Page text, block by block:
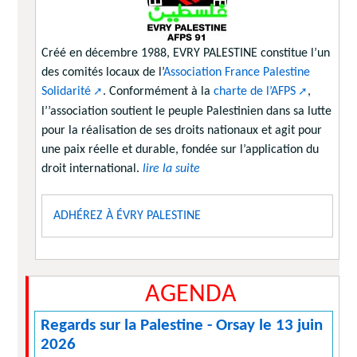
Créé en décembre 1988, EVRY PALESTINE constitue l’un
des comités locaux de l’Association France Palestine
Solidarité
. Conformément à la charte de l’AFPS
,
l’’association soutient le peuple Palestinien dans sa lutte
pour la réalisation de ses droits nationaux et agit pour
une paix réelle et durable, fondée sur l’application du
droit international. lire la suite
ADHÉREZ À ÉVRY PALESTINE
AGENDA
Regards sur la Palestine - Orsay le 13 juin
2026